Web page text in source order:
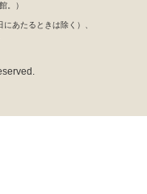
。）
にあたるときは除く）、